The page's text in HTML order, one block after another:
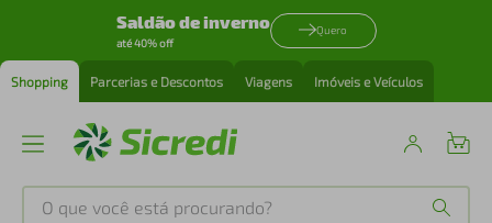
Saldão de inverno
até 40% off
Quero
Shopping Parcerias e Descontos Viagens Imóveis e Veículos
O que você está procurando?